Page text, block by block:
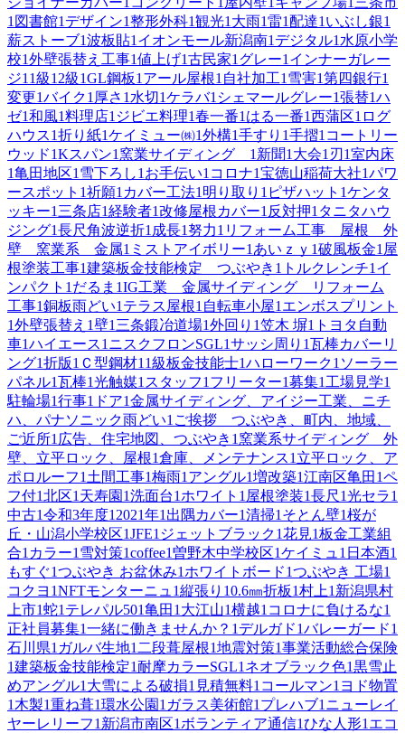
1 図書館1 デザイン1整形外科1観光1 大雨1雷1配達1 いぶし銀1
薪ストーブ1波板貼1 イオンモール新潟南1 デジタル1 水原小学
校1外壁張替え工事1値上げ1古民家1 グレー1 インナーガレー
ジ1 1級1 2級1GL鋼板1 アール屋根1 自社加工1 雪害1第四銀行1
変更1バイク1 厚さ 1 水切1ケラバ1 シェマールグレー1張替1ハ
ゼ1和風1料理店1 ジビエ料理1春一番1 はる一番1西蒲区1 ログ
ハウス1折り紙1ケイミュー㈱1外構1手すり 1手摺1 コートリー
ウッド1Kスパン1 窯業サイディング 1 新聞1 大会1 刃 1室内床
1亀田地区1 雪下ろし1 お手伝い1 コロナ1宝徳山稲荷大社1パワ
ースポット 1祈願1 カバー工法1 明り取り 1 ピザハット 1ケンタ
ッキー1 三条店1経験者1改修屋根カバー1 反対押1 タニタハウ
ジング1長尺角波逆折1 成長1努力1 リフォーム工事 屋根 外
壁 窯業系 金属1 ミストアイボリー1 あいｚｙ 1破風板金1 屋
根塗装工事1建築板金技能検定 つぶやき 1 トルクレンチ1 イ
ンパクト 1 だるま 1IG工業 金属サイディング リフォーム
工事1銅板雨どい1 テラス屋根1 自転車小屋1 エンボスプリント
1外壁張替え 1壁1 三条鍛冶道場1外回り 1笠木 塀1 トヨタ自動
車1ハイエース1 ニスクフロンSGL1サッシ周り 1瓦棒カバーリ
ング1折版1 Ｃ型鋼材1 1級板金技能士1ハローワーク1 ソーラー
パネル1瓦棒1光触媒1 スタッフ1 フリーター1募集1 工場見学1
駐輪場1行事1 ドア1金属サイディング、アイジー工業、ニチ
ハ、パナソニック雨どい1 ご挨拶 つぶやき、町内、地域、
ご近所1 広告、住宅地図、つぶやき 1 窯業系サイディング 外
壁、立平ロック、屋根1倉庫、メンテナンス1 立平ロック、ア
ポロルーフ1 土間工事1梅雨1 アングル1増改築1江南区亀田 1ペ
フ付1北区1 天寿園 1洗面台1 ホワイト 1 屋根塗装1長尺 1光セラ1
中古1令和3年度1 2021年1 出隅カバー1清掃1 そとん壁1桜が
丘・山潟小学校区1JFE1 ジェットブラック1花見1板金工業組
合1 カラー1 雪対策1coffee1曽野木中学校区1ケイミュ 1 日本酒1
もすぐ1つぶやき お盆休み1 ホワイトボード1つぶやき 工場1
コクヨ 1NFTモンターニュ 1縦張り 10.6㎜折板1村上1 新潟県村
上市1蛇1 テレパル501亀田 1 大江山1横越1 コロナに負けるな1
正社員募集1一緒に働きませんか？ 1 デルガド1バレーガード1
石川県1 ガルバ生地1 二段葺屋根1地震対策1事業活動総合保険
1建築板金技能検定1耐摩カラーSGL1 ネオブラック色1黒雪止
めアングル1 大雪による破損1 見積無料1 コールマン1 ヨド物置
1 木製1重ね葺1環水公園 1 ガラス美術館1 プレハブ1 ニューレイ
ヤーレリーフ1 新潟市南区1 ボランティア通信1ひな人形1 エコ